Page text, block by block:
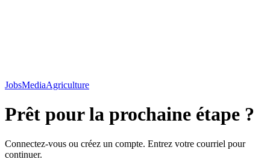
JobsMediaAgriculture
Prêt pour la prochaine étape ?
Connectez-vous ou créez un compte. Entrez votre courriel pour
continuer.